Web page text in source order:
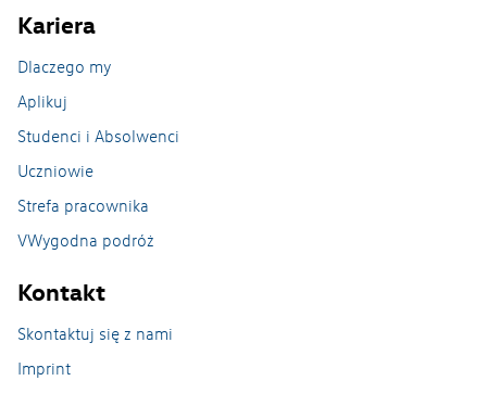
Strefa Pracownika_czki
Kariera
Dlaczego my
Aplikuj
Studenci i Absolwenci
Uczniowie
Strefa pracownika
VWygodna podróż
Kontakt
Skontaktuj się z nami
Imprint